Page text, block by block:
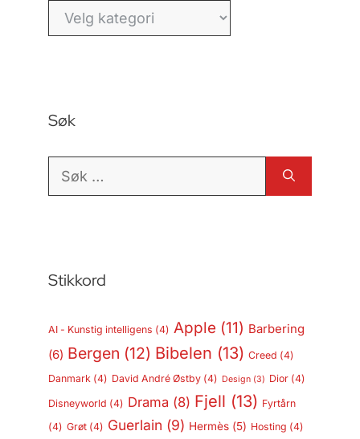
Kategorier
Søk
Søk
Stikkord
AI - Kunstig intelligens (4) Apple (11) Barbering
(6) Bergen (12) Bibelen (13) Creed (4)
Danmark (4) David André Østby(4) Design(3) Dior(4)
Disneyworld (4) Drama (8) Fjell (13) Fyrtårn
(4) Grøt(4) Guerlain (9) Hermès(5) Hosting (4)